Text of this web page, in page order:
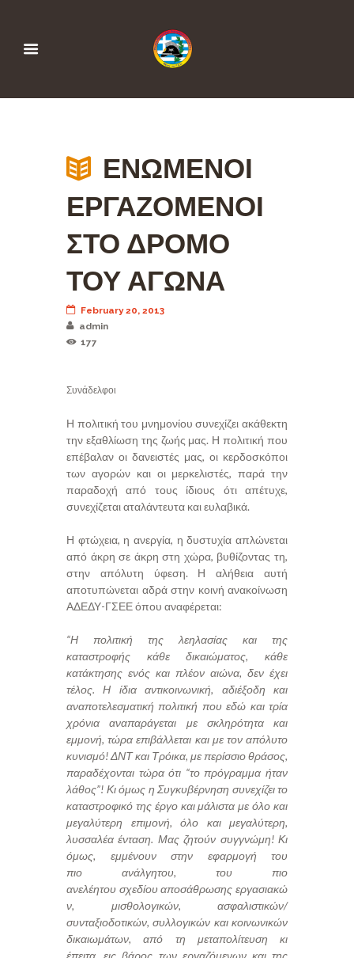
ΕΝΩΜΕΝΟΙ
ΕΡΓΑΖΟΜΕΝΟΙ
ΣΤΟ ΔΡΟΜΟ
ΤΟΥ ΑΓΩΝΑ
February 20, 2013
admin
177
Συνάδελφοι
Η πολιτική του μνημονίου συνεχίζει ακάθεκτη
την εξαθλίωση της ζωής μας. Η πολιτική που
επέβαλαν οι δανειστές μας, οι κερδοσκόποι
των αγορών και οι μερκελιστές, παρά την
παραδοχή από τους ίδιους ότι απέτυχε,
συνεχίζεται αταλάντευτα και ευλαβικά.
Η φτώχεια, η ανεργία, η δυστυχία απλώνεται
από άκρη σε άκρη στη χώρα, βυθίζοντας τη,
στην απόλυτη ύφεση. Η αλήθεια αυτή
αποτυπώνεται αδρά στην κοινή ανακοίνωση
ΑΔΕΔΥ-ΓΣΕΕ όπου αναφέρεται:
“Η πολιτική της λεηλασίας και της
καταστροφής κάθε δικαιώματος, κάθε
κατάκτησης ενός και πλέον αιώνα, δεν έχει
τέλος. Η ίδια αντικοινωνική, αδιέξοδη και
αναποτελεσματική πολιτική που εδώ και τρία
χρόνια αναπαράγεται με σκληρότητα και
εμμονή, τώρα επιβάλλεται και με τον απόλυτο
κυνισμό!ΔΝΤ και Τρόικα, με περίσσιο θράσος,
παραδέχονται τώρα ότι “το πρόγραμμα ήταν
λάθος”! Κι όμως η Συγκυβέρνηση συνεχίζει το
καταστροφικό της έργο και μάλιστα με όλο και
μεγαλύτερη επιμονή, όλο και μεγαλύτερη,
λυσσαλέα ένταση. Μας ζητούν συγγνώμη! Κι
όμως, εμμένουν στην εφαρμογή του
πιο ανάλγητου, του πιο
ανελέητου σχεδίου αποσάθρωσης εργασιακώ
ν, μισθολογικών, ασφαλιστικών/
συνταξιοδοτικών, συλλογικών και κοινωνικών
δικαιωμάτων, από τη μεταπολίτευση κι
έπειτα, εις βάρος των εργαζόμενων και της